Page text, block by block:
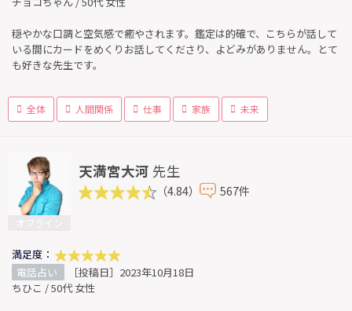
穏やかな口調と空気感で癒やされます。鑑定は的確で、こちらが話して
いる間にカードをめくりお話してくださり、よどみがありません。とて
も好きな先生です。
全体 人間関係 仕事 家族 未来
天満宮大河 先生
（4.84） 567件
満足度：
電話占い
［投稿日］2023年10月18日
ちひこ / 50代 女性